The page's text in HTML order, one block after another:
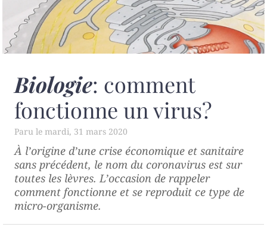
Biologie: comment
fonctionne un virus?
mardi, 31 mars 2020
À l’origine d’une crise économique et sanitaire
sans précédent, le nom du coronavirus est sur
toutes les lèvres. L’occasion de rappeler
comment fonctionne et se reproduit ce type de
micro-organisme.